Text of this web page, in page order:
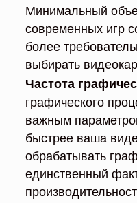
Минимальный
современных игр
более
выбирать
Частота
графического
важным
быстрее ваша
обрабатывать
единственный